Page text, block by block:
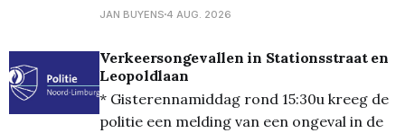
een wagen maakte een manoeuvre om af
andere bestuurder een inhaalmanoeuvre
maakte. De twee voertuigen kwamen in
aanrijding met elkaar, waarbij ook één
voertuig door de
JAN BUYENS 4 AUG. 2026
Verkeersongevallen in Stationsstraat en
Leopoldlaan
* Gisterennamiddag rond 15:30u kreeg de
politie een melding van een ongeval in de